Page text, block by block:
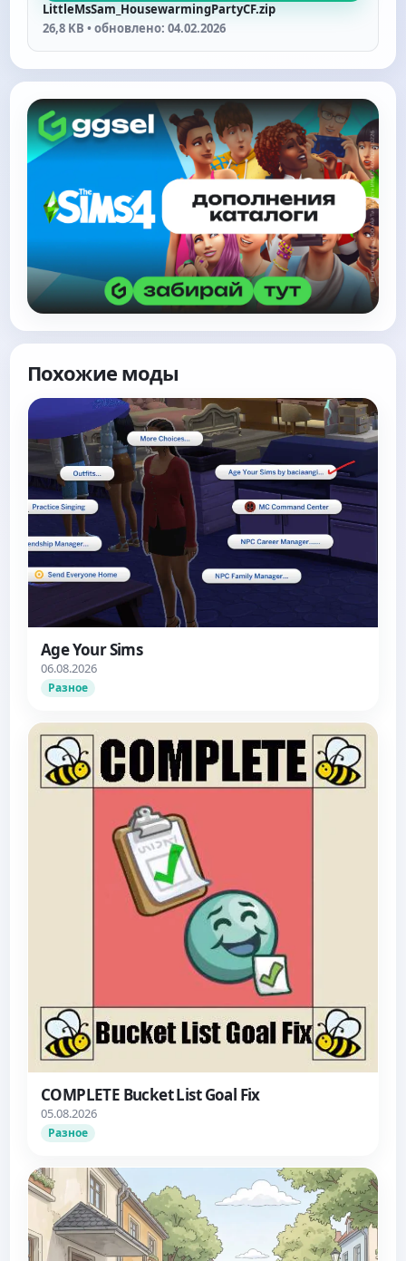
LittleMsSam_HousewarmingPartyCF.zip
26,8 KB • обновлено: 04.02.2026
Похожие моды
Age Your Sims
06.08.2026
Разное
COMPLETE Bucket List Goal Fix
05.08.2026
Разное